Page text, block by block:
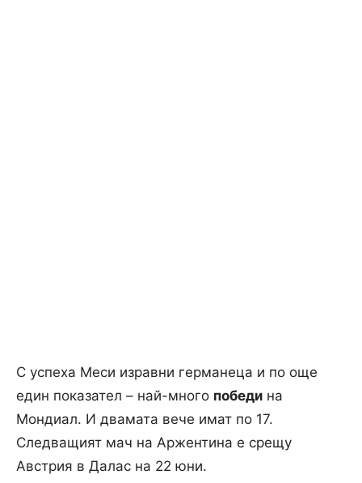
С успеха Меси изравни германеца и по още
един показател – най-много победи на
Мондиал. И двамата вече имат по 17.
Следващият мач на Аржентина е срещу
Австрия в Далас на 22 юни.